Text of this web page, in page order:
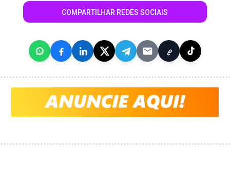
COMPARTILHAR REDES SOCIAIS